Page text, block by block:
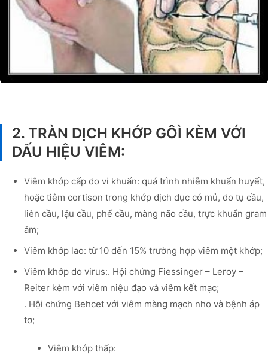
2. TRÀN DỊCH KHỚP GÔÌ KÈM VỚI
DẤU HIỆU VIÊM:
Viêm khớp cấp do vi khuẩn: quá trình nhiễm khuẩn huyết,
hoặc tiêm cortison trong khớp dịch đục có mủ, do tụ cầu,
liên cầu, lậu cầu, phế cầu, màng não cầu, trực khuẩn gram
âm;
Viêm khớp lao: từ 10 đến 15% trường hợp viêm một khớp;
Viêm khớp do virus:. Hội chứng Fiessinger – Leroy –
Reiter kèm với viêm niệu đạo và viêm kết mạc;
. Hội chứng Behcet với viêm màng mạch nho và bệnh áp
tơ;
Viêm khớp thấp: